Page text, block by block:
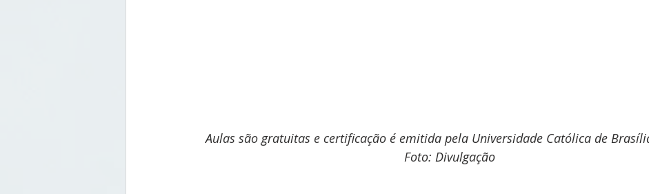
Aulas são gratuitas e certificação é emitida pela Universidade Católica de
Foto: Divulgação